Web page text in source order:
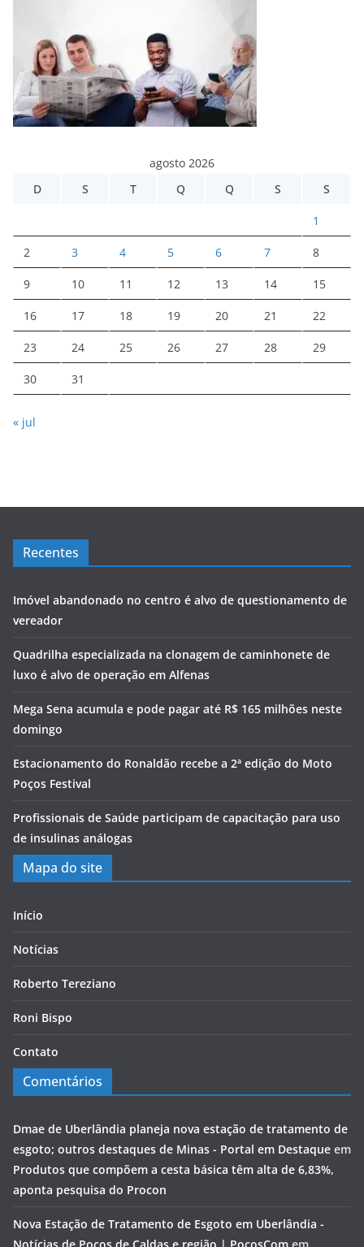
agosto 2026
D
S T Q Q S S
1
2 3 4 5 6 7 8
9 10 11 12 13 14 15
16 17 18 19 20 21 22
23 24 25 26 27 28 29
30 31
« jul
Recentes
Imóvel abandonado no centro é alvo de questionamento de
vereador
Quadrilha especializada na clonagem de caminhonete de
luxo é alvo de operação em Alfenas
Mega Sena acumula e pode pagar até R$ 165 milhões neste
domingo
Estacionamento do Ronaldão recebe a 2ª edição do Moto
Poços Festival
Profissionais de Saúde participam de capacitação para uso
de insulinas análogas
Mapa do site
Início
Notícias
Roberto Tereziano
Roni Bispo
Contato
Comentários
Dmae de Uberlândia planeja nova estação de tratamento de
esgoto; outros destaques de Minas - Portal em Destaque em
Produtos que compõem a cesta básica têm alta de 6,83%,
aponta pesquisa do Procon
Nova Estação de Tratamento de Esgoto em Uberlândia -